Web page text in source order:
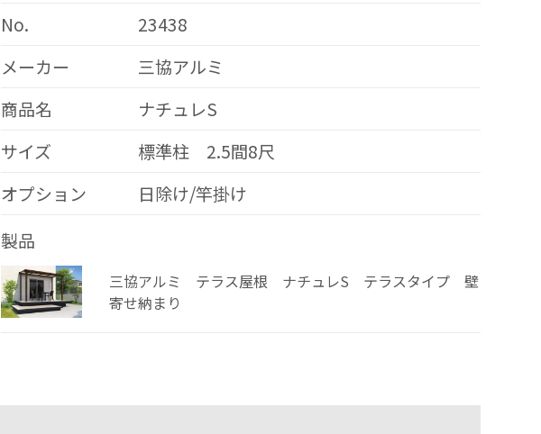
No.
23438
メーカー
三協アルミ
商品名
ナチュレS
サイズ
標準柱 2.5間8尺
オプション
日除け/竿掛け
製品
三協アルミ テラス屋根 ナチュレS テラスタイプ 壁
寄せ納まり